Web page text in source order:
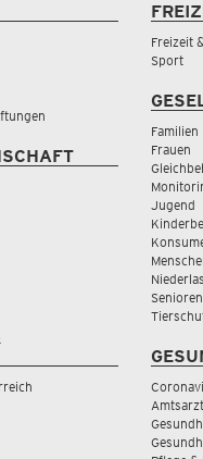
Freizeit
Sport
Familien
Frauen
Jugend
Senioren